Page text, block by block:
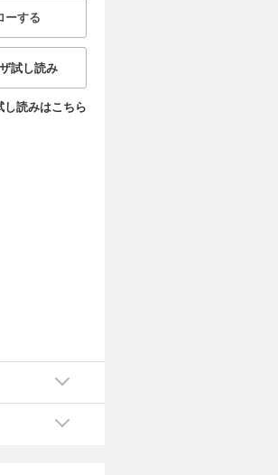
ーする
試し読み
し読みはこちら